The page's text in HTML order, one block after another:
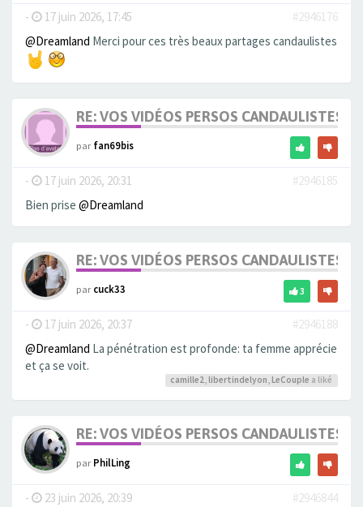
- 17 juin 2026, 17:45
#2946176
@Dreamland Merci pour ces très beaux partages candaulistes
RE: VOS VIDÉOS PERSOS CANDAULISTES
parfan69bis
- 17 juin 2026, 20:31
#2946185
Bien prise @Dreamland
RE: VOS VIDÉOS PERSOS CANDAULISTES
parcuck33 3
- 17 juin 2026, 20:37
#2946188
@Dreamland La pénétration est profonde: ta femme apprécie
et ça se voit.
camille2, libertindelyon, LeCouple a liké
RE: VOS VIDÉOS PERSOS CANDAULISTES
parPhilLing
- 23 juin 2026, 20:39
#2946844